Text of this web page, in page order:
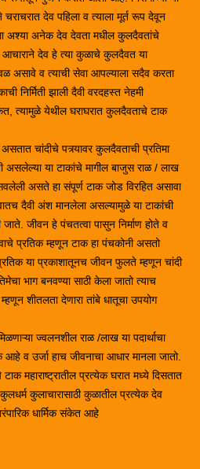
देव पहिला व त्याला मूर्त रूप देवून
अश्या अनेक देव देवता मधील कुलदैवतांचे
आचाराने देव हे त्या कुळाचे कुलदैवत या
असावे व त्याची सेवा आपल्याला सदैव करता
निर्मिती झाली दैवी वरदहस्त नेहमी
त्यामुळे येथील घराघरात कुलदैवताचे टाक
चांदीचे पत्र्यावर कुलदैवताची प्रतिमा
या टाकांचे मागील बाजुस राळ / लाख
असते हा संपूर्ण टाक जोड विरहित असावा
दैवी अंश मानलेला असल्यामुळे या टाकांची
जीवन हे पंचतत्वा पासुन निर्माण होते व
प्रतिक म्हणून टाक हा पंचकोनी असतो
प्रतिक या प्रकाशातूनच जीवन फुलते म्हणून चांदी
भाग बनवण्या साठी केला जातो त्याच
शीतलता देणारा तांबे धातूचा उपयोग
ज्वलनशील राळ /लाख या पदार्थाचा
व उर्जा हाच जीवनाचा आधार मानला जातो.
महाराष्ट्रातील प्रत्येक घरात मध्ये दिसतात
कुलाचारासाठी कुळातील प्रत्येक देव
धार्मिक संकेत आहे